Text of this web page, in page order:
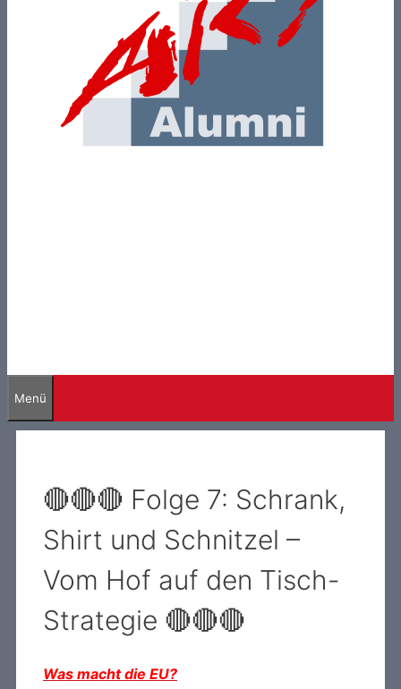
Menü
🔴🔴🔴 Folge 7: Schrank,
Shirt und Schnitzel –
Vom Hof auf den Tisch-
Strategie 🔴🔴🔴
Was machtdie EU?